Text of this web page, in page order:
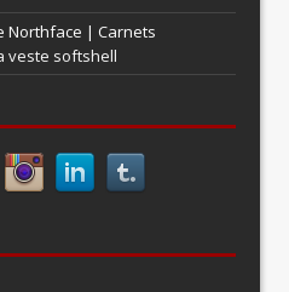
Northface | Carnets
veste softshell